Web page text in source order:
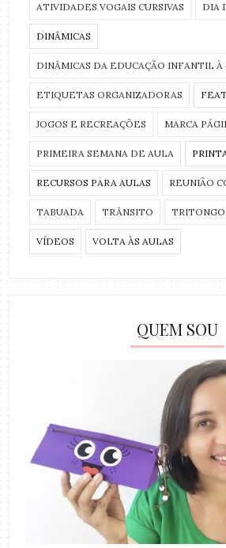
ATIVIDADES VOGAIS CURSIVAS DIA
DINÂMICAS
DINÂMICAS DA EDUCAÇÃO INFANTIL À
ETIQUETAS ORGANIZADORAS
JOGOS E RECREAÇÕES MARCA
PRIMEIRA SEMANA DE AULA
RECURSOS PARA AULAS REUNIÃO
TABUADA TRÂNSITO
VÍDEOS VOLTA ÀS AULAS
QUEM SOU